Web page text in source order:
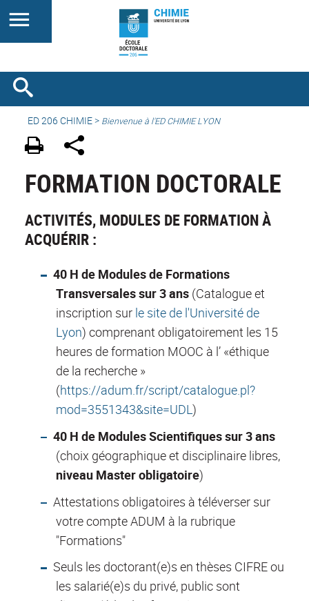
ED 206 CHIMIE> Bienvenue à l'ED CHIMIE LYON
FORMATION DOCTORALE
ACTIVITÉS, MODULES DE FORMATION À
ACQUÉRIR :
40 H de Modules de Formations
Transversales sur 3 ans (Catalogue et
inscription sur le site de l'Université de
Lyon) comprenant obligatoirement les 15
heures de formation MOOC à l’ «éthique
de la recherche »
(https://adum.fr/script/catalogue.pl?
mod=3551343&site=UDL)
40 H de Modules Scientifiques sur 3 ans
(choix géographique et disciplinaire libres,
niveau Master obligatoire)
Attestations obligatoires à téléverser sur
votre compte ADUM à la rubrique
"Formations"
Seuls les doctorant(e)s en thèses CIFRE ou
les salarié(e)s du privé, public sont